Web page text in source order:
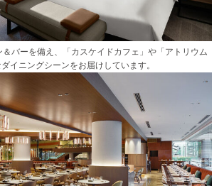
バーを備え、「カスケイドカフェ」や「アトリウム
イニングシーンをお届けしています。